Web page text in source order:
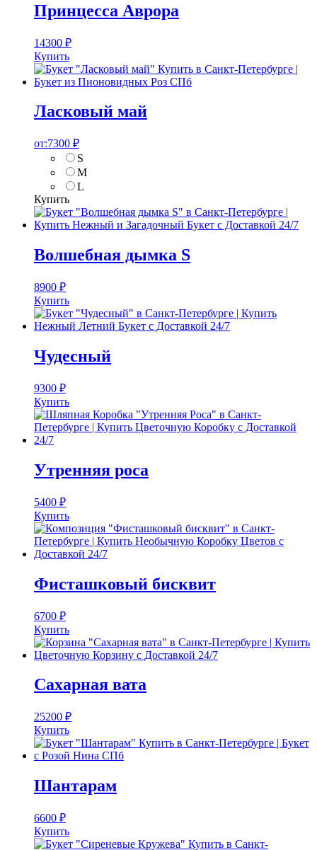
Принцесса Аврора
14300 ₽
Купить
Ласковый май
от:7300 ₽
S
M
L
Купить
Волшебная дымка S
8900 ₽
Купить
Чудесный
9300 ₽
Купить
Утренняя роса
5400 ₽
Купить
Фисташковый бисквит
6700 ₽
Купить
Сахарная вата
25200 ₽
Купить
Шантарам
6600 ₽
Купить